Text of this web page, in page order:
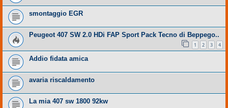
smontaggio EGR
Peugeot 407 SW 2.0 HDi FAP Sport Pack Tecno di Beppego..
1 2 3 4
Addio fidata amica
avaria riscaldamento
La mia 407 sw 1800 92kw